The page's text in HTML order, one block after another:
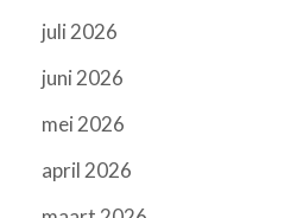
juli 2026
juni 2026
mei 2026
april 2026